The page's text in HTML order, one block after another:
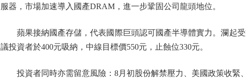
服器，市場加速導入國產DRAM，進一步鞏固公司龍頭地位。
蘋果接納國產存儲，代表國際巨頭認可國產半導體實力。瀾起
議投資者於400元吸納，中線目標價550元，止蝕位330元。
投資者同時亦需留意風險：8月初股份解禁壓力、美國政策收緊